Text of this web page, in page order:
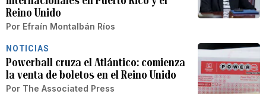
Reino Unido
Por Efraín Montalbán Ríos
NOTICIAS
Powerball cruza el Atlántico: comienza
la venta de boletos en el Reino Unido
Por The Associated Press